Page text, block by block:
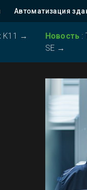
Автоматизация
→ Новость :
SE →